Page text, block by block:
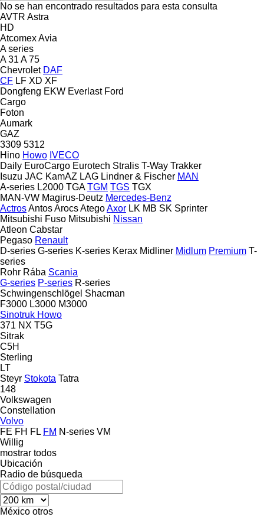
No se han encontrado resultados para esta consulta
AVTR Astra
HD
AtcomexAvia
A series
A 31 A 75
Chevrolet DAF
CF LF XD XF
Dongfeng EKW Everlast Ford
Cargo
Foton
Aumark
GAZ
3309 5312
Hino Howo IVECO
Daily EuroCargo Eurotech Stralis T-Way Trakker
Isuzu JAC KamAZ LAG Lindner & Fischer MAN
A-series L2000 TGA TGM TGS TGX
MAN-VW Magirus-Deutz Mercedes-Benz
ActrosAntosArocsAtegoAxor LK MB SK Sprinter
Mitsubishi Fuso Mitsubishi Nissan
Atleon Cabstar
Pegaso Renault
D-series G-series K-series Kerax Midliner Midlum Premium T-
series
Rohr Rába Scania
G-series P-series R-series
Schwingenschlögel Shacman
F3000 L3000 M3000
Sinotruk Howo
371 NX T5G
Sitrak
C5H
Sterling
LT
Steyr Stokota Tatra
148
Volkswagen
Constellation
Volvo
FE FH FL FM N-series VM
Willig
mostrar todos
Ubicación
Radio de búsqueda
México otros